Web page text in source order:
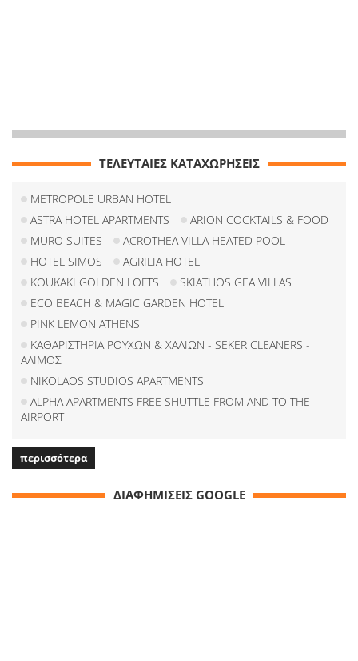
ΤΕΛΕΥΤΑΙΕΣ ΚΑΤΑΧΩΡΗΣΕΙΣ
METROPOLE URBAN HOTEL
ASTRA HOTEL APARTMENTS
ARION COCKTAILS & FOOD
MURO SUITES
ACROTHEA VILLA HEATED POOL
HOTEL SIMOS
AGRILIA HOTEL
KOUKAKI GOLDEN LOFTS
SKIATHOS GEA VILLAS
ECO BEACH & MAGIC GARDEN HOTEL
PINK LEMON ATHENS
ΚΑΘΑΡΙΣΤΗΡΙΑ ΡΟΥΧΩΝ & ΧΑΛΙΩΝ - SEKER CLEANERS -
ΑΛΙΜΟΣ
NIKOLAOS STUDIOS APARTMENTS
ALPHA APARTMENTS FREE SHUTTLE FROM AND TO THE
AIRPORT
περισσότερα
ΔΙΑΦΗΜΙΣΕΙΣ GOOGLE